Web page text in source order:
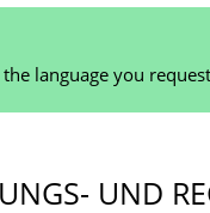
language you
UND